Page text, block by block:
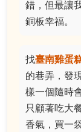
錯，但最讓
銅板幸福。
找臺南雞蛋
的巷弄，發
樣一個隨時
只顧著吃大
香氣，買一